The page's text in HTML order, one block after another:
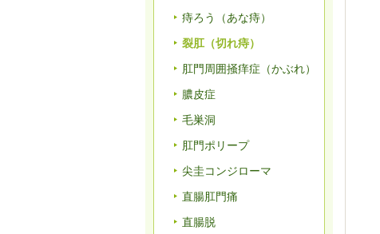
痔ろう（あな痔）
裂肛（切れ痔）
肛門周囲掻痒症（かぶれ）
膿皮症
毛巣洞
肛門ポリープ
尖圭コンジローマ
直腸肛門痛
直腸脱